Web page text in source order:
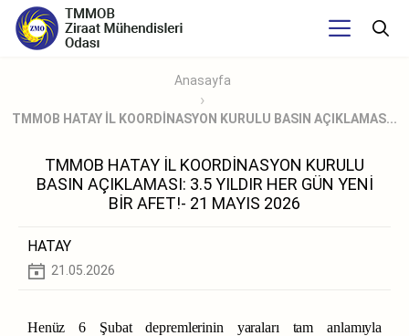
Anasayfa
TMMOB HATAY İL KOORDİNASYON KURULU BASIN AÇIKLAMAS...
TMMOB HATAY İL KOORDİNASYON KURULU
BASIN AÇIKLAMASI: 3.5 YILDIR HER GÜN YENİ
BİR AFET!- 21 MAYIS 2026
HATAY
21.05.2026
Henüz 6 Şubat depremlerinin yaraları tam
anlamıyla